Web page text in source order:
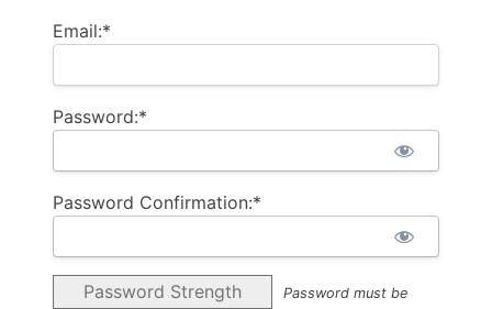
Email:*
Password:*
Password Confirmation:*
Password Strength
Password must be